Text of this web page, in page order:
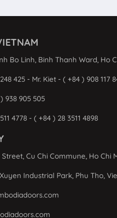
Bo Linh, Binh Thanh Ward, Ho
425 - Mr. Kiet - ( +84 ) 908 117
938 905 505
4778 - ( +84 ) 28 3511 4898
Street, Cu Chi Commune, Ho Chi
Industrial Park, Phu Tho,